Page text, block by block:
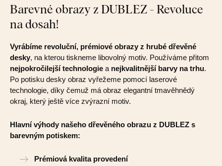
Barevné obrazy z DUBLEZ - Revoluce
na dosah!
Vyrábíme revoluční, prémiové obrazy z hrubé dřevěné
desky, na kterou tiskneme libovolný motiv. Používáme přitom
nejpokročilejší technologie a nejkvalitnější barvy na trhu.
Po potisku desky obraz vyřežeme pomocí laserové
technologie, díky čemuž má obraz elegantní tmavěhnědý
okraj, který ještě více zvýrazní motiv.
Hlavní výhody našeho dřevěného obrazu z DUBLEZ s
barevným potiskem:
Prémiová kvalita provedení